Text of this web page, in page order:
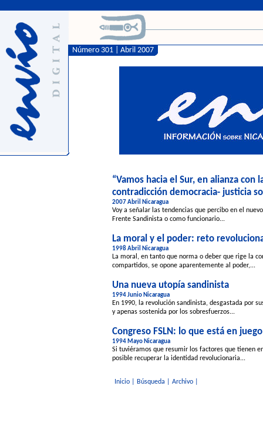
Número 301 | Abril 2007
“Vamos hacia el Sur, en alianza con
contradicción democracia- justicia
2007 Abril Nicaragua
Voy a señalar las tendencias que percibo en el
Frente Sandinista o como funcionario...
La moral y el poder: reto
1998 Abril Nicaragua
La moral, en tanto que norma o deber que rige la
compartidos, se opone aparentemente al poder,...
Una nueva utopía sandinista
1994 Junio Nicaragua
En 1990, la revolución sandinista, desgastada por
y apenas sostenida por los sobresfuerzos...
Congreso FSLN: lo que está en juego
1994 Mayo Nicaragua
Si tuviéramos que resumir los factores que tienen
posible recuperar la identidad revolucionaria...
Inicio| Búsqueda Archivo|